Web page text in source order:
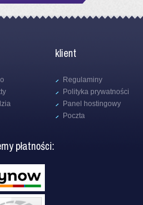
klient
Regulaminy
Polityka prywatności
Panel hostingowy
Poczta
płatności: